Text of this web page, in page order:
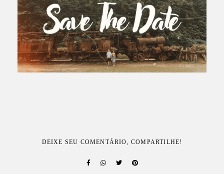
DEIXE SEU COMENTÁRIO, COMPARTILHE!